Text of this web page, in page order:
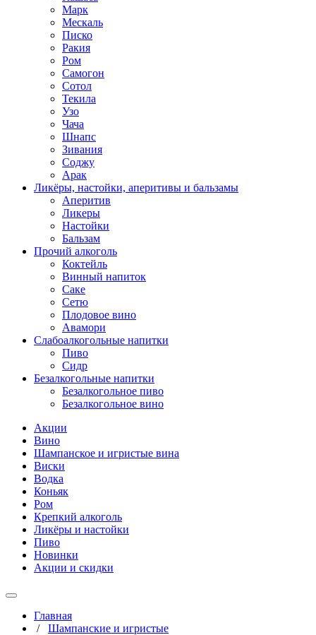
Марк
Мескаль
Писко
Ракия
Ром
Самогон
Сотол
Текила
Узо
Чача
Шнапс
Зивания
Соджу
Арак
Ликёры, настойки, аперитивы и бальзамы
Аперитив
Ликеры
Настойки
Бальзам
Прочий алкоголь
Коктейль
Винный напиток
Саке
Сетю
Плодовое вино
Авамори
Слабоалкогольные напитки
Пиво
Сидр
Безалкогольные напитки
Безалкогольное пиво
Безалкогольное вино
Акции
Вино
Шампанское и игристые вина
Виски
Водка
Коньяк
Ром
Крепкий алкоголь
Ликёры и настойки
Пиво
Новинки
Акции и скидки
Главная
/ Шампанские и игристые